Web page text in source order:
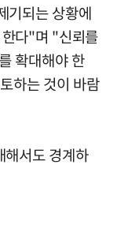
기되는 상황에
다"며 "신뢰를
확대해야 한
하는 것이 바람
서도 경계하